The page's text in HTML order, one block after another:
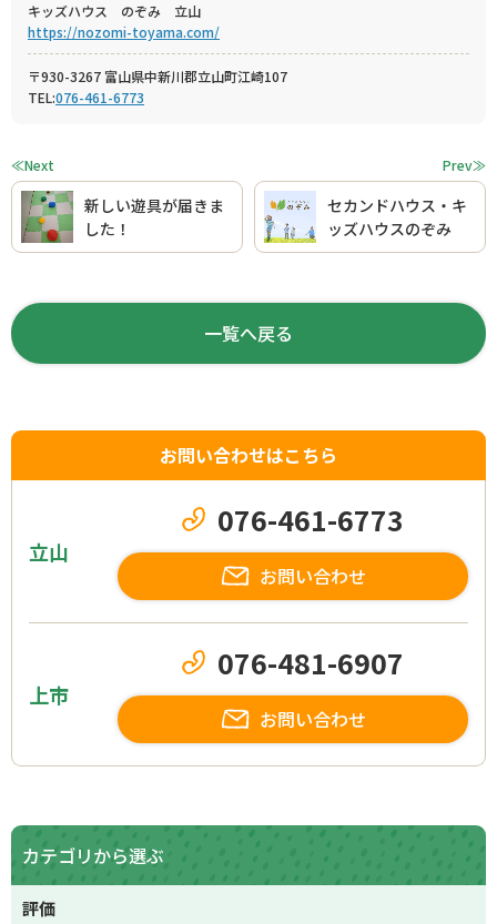
キッズハウス のぞみ 立山
https://nozomi-toyama.com/
〒930-3267 富山県中新川郡立山町江崎107
TEL:076-461-6773
≪Next
新しい遊具が届きま
した！
Prev≫
セカンドハウス・キ
ッズハウスのぞみ
一覧へ戻る
お問い合わせはこちら
立山
076-461-6773
お問い合わせ
上市
076-481-6907
お問い合わせ
カテゴリから選ぶ
評価